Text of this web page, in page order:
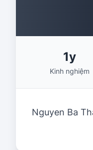
1y
Kinh nghiệm
Nguyen Ba